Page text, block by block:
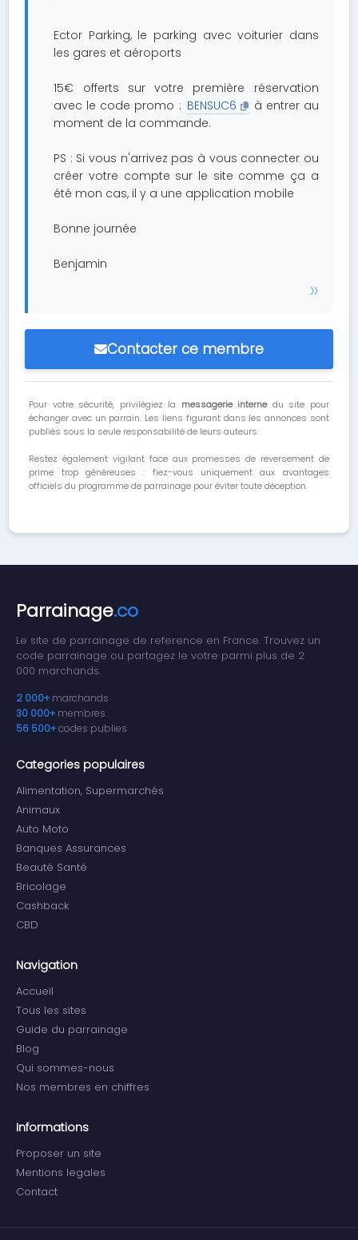
Ector Parking, le parking avec voiturier dans
les gares et aéroports
15€ offerts sur votre première réservation
avec le code promo : BENSUC6
à entrer au
moment de la commande.
PS : Si vous n'arrivez pas à vous connecter ou
créer votre compte sur le site comme ça a
été mon cas, il y a une application mobile
Bonne journée
Benjamin
Contacter ce membre
Pour votre sécurité, privilégiez la messagerie internedu site pour
échanger avec un parrain. Les liens figurant dans les annonces sont
publiés sous la seule responsabilité de leurs auteurs.
Restez également vigilant face aux promesses de reversement de
prime trop généreuses : fiez-vous uniquement aux avantages
officiels du programme de parrainage pour éviter toute déception.
Parrainage.co
Le site de parrainage de reference en France. Trouvez un
code parrainage ou partagez le votre parmi plus de 2
000 marchands.
2 000+ marchands
30 000+ membres
56 500+codes publies
Categories populaires
Alimentation, Supermarchés
Animaux
Auto Moto
Banques Assurances
Beauté Santé
Bricolage
Cashback
CBD
Navigation
Accueil
Tous les sites
Guide du parrainage
Blog
Qui sommes-nous
Nos membres en chiffres
Informations
Proposer un site
Mentions legales
Contact